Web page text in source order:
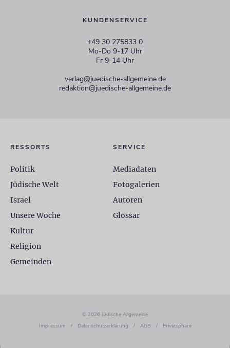
KUNDENSERVICE
+49 30 275833 0
Mo-Do 9-17 Uhr
Fr 9-14 Uhr
verlag@juedische-allgemeine.de
redaktion@juedische-allgemeine.de
RESSORTS
Politik
Jüdische Welt
Israel
Unsere Woche
Kultur
Religion
Gemeinden
SERVICE
Mediadaten
Fotogalerien
Autoren
Glossar
© 2026 Jüdische Allgemeine
Impressum
/ Datenschutzerklärung / AGB / Privatsphäre